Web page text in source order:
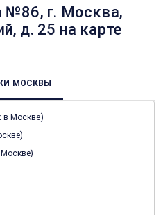
№86, г. Москва,
д. 25 на карте
МОСКВЫ
в Москве)
)
Москве)